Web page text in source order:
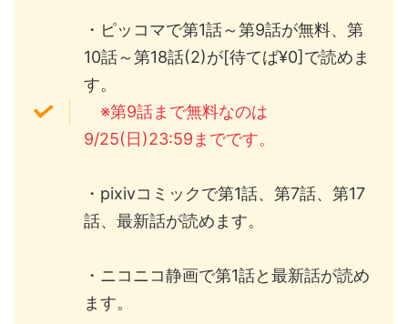
・ピッコマで第1話～第9話が無料、第
10話～第18話(2)が[待てば¥0]で読めま
す。
※第9話まで無料なのは
9/25(日)23:59までです。
・pixivコミックで第1話、第7話、第17
話、最新話が読めます。
・ニコニコ静画で第1話と最新話が読め
ます。